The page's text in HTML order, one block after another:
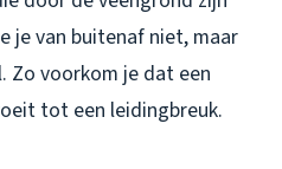
je van buitenaf niet, maar
Zo voorkom je dat een
tot een leidingbreuk.